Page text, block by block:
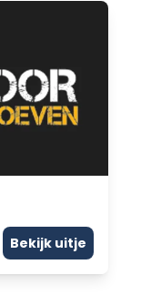
Bekijk uitje